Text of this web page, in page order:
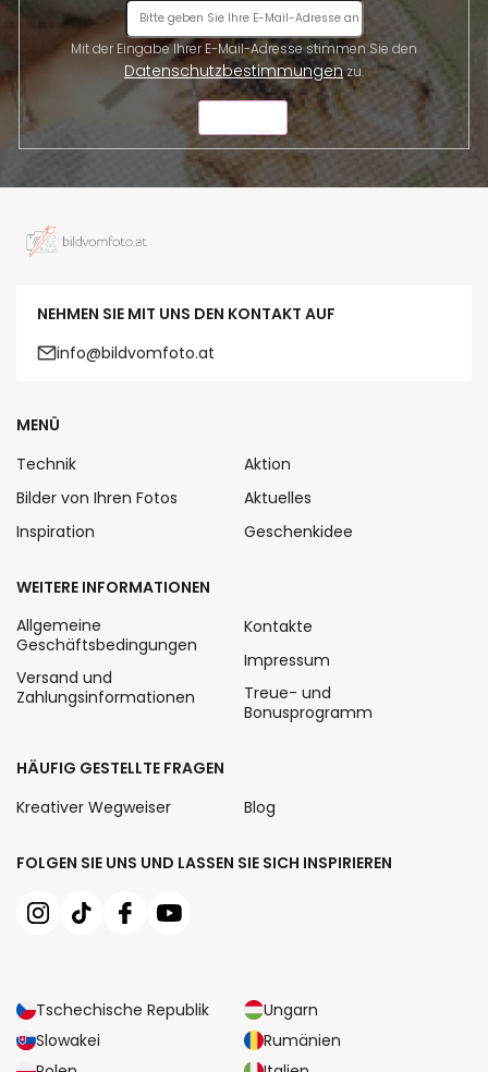
Datenschutzbestimmungenzu.
NEHMEN SIE MIT UNS DEN KONTAKT AUF
info@bildvomfoto.at
FOLGEN SIE UNS UND LASSEN SIE SICH INSPIRIEREN
Tschechische Republik
Ungarn
Slowakei
Rumänien
MENÜ
Technik
Bilder von Ihren Fotos
Inspiration
Aktion
Aktuelles
Geschenkidee
WEITERE INFORMATIONEN
Allgemeine
Geschäftsbedingungen
Versand und
Zahlungsinformationen
Kontakte
Impressum
Treue- und
Bonusprogramm
HÄUFIG GESTELLTE FRAGEN
Kreativer Wegweiser
Blog